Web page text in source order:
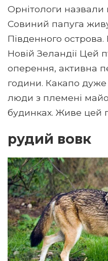
Орнітологи
Совиний папуга
Південного
Новій Зеландії Цей
оперення, активна
години. Какапо
люди з племені
будинках. Живе цей
рудий вовк